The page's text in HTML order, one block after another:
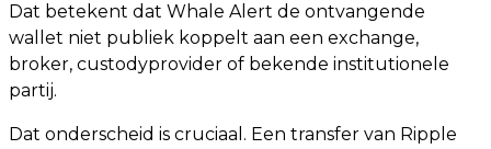
Dat betekent dat Whale Alert de ontvangende
wallet niet publiek koppelt aan een exchange,
broker, custodyprovider of bekende institutionele
partij.
Dat onderscheid is cruciaal. Een transfer van Ripple